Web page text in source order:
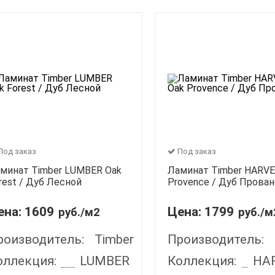
заказ
Timber LUMBER Oak
/ Дуб Лесной
1609 руб./м2
Timber
LUMBER
Под заказ
Ламинат Timber
Provence / Дуб
Цена: 1799 руб./
Производитель:
Коллекция: